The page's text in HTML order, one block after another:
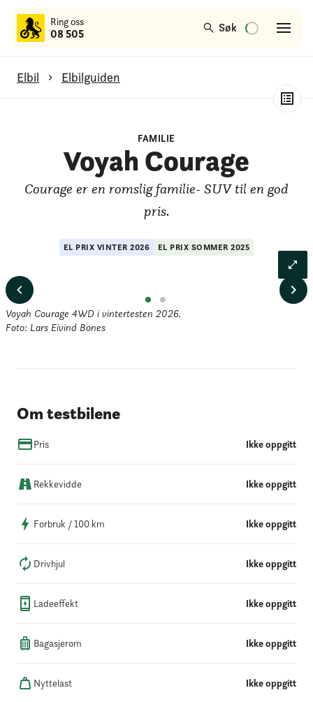
Ring oss
08 505 Søk
hovedinnhold
FAMILIE
Voyah Courage
Courage er en romslig familie- SUV til en god
pris.
EL PRIX VINTER 2026 EL PRIX SOMMER 2025
Voyah Courage 4WD i vintertesten 2026.
Foto: Lars Eivind Bones
Om testbilene
Pris Ikke oppgitt
Rekkevidde Ikke oppgitt
Forbruk / 100 km Ikke oppgitt
Drivhjul Ikke oppgitt
Ladeeffekt Ikke oppgitt
Bagasjerom Ikke oppgitt
Nyttelast Ikke oppgitt
Elbil Elbilguiden
Test av rekkevidde
Test av bagasjerom